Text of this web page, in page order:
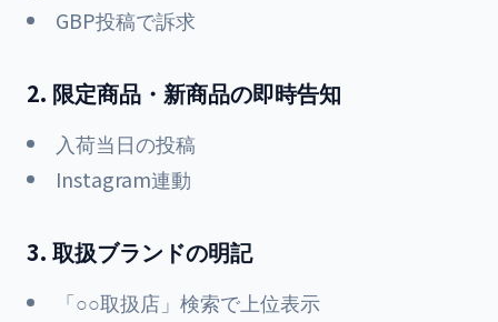
GBP投稿で訴求
2. 限定商品・新商品の即時告知
入荷当日の投稿
Instagram連動
3. 取扱ブランドの明記
「○○取扱店」検索で上位表示